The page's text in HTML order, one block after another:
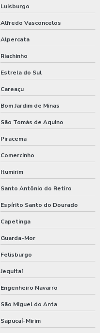
Luisburgo
Alfredo Vasconcelos
Alpercata
Riachinho
Estrela do Sul
Careaçu
Bom Jardim de Minas
São Tomás de Aquino
Piracema
Comercinho
Itumirim
Santo Antônio do Retiro
Espírito Santo do Dourado
Capetinga
Guarda-Mor
Felisburgo
Jequitaí
Engenheiro Navarro
São Miguel do Anta
Sapucaí-Mirim